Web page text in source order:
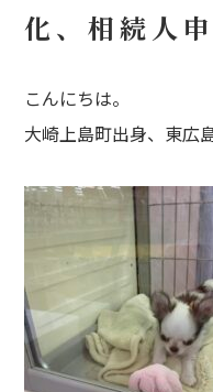
化、相続人
こんにちは。
大崎上島町出身、東広